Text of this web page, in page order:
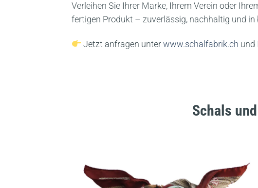
Verleihen Sie Ihrer Marke, Ihrem Verein oder
fertigen Produkt – zuverlässig, nachhaltig und in
Jetzt anfragen unterwww.schalfabrik.ch und
Schals